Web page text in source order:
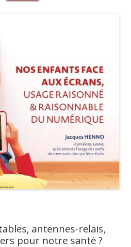
antennes-relais,
pour notre santé ?